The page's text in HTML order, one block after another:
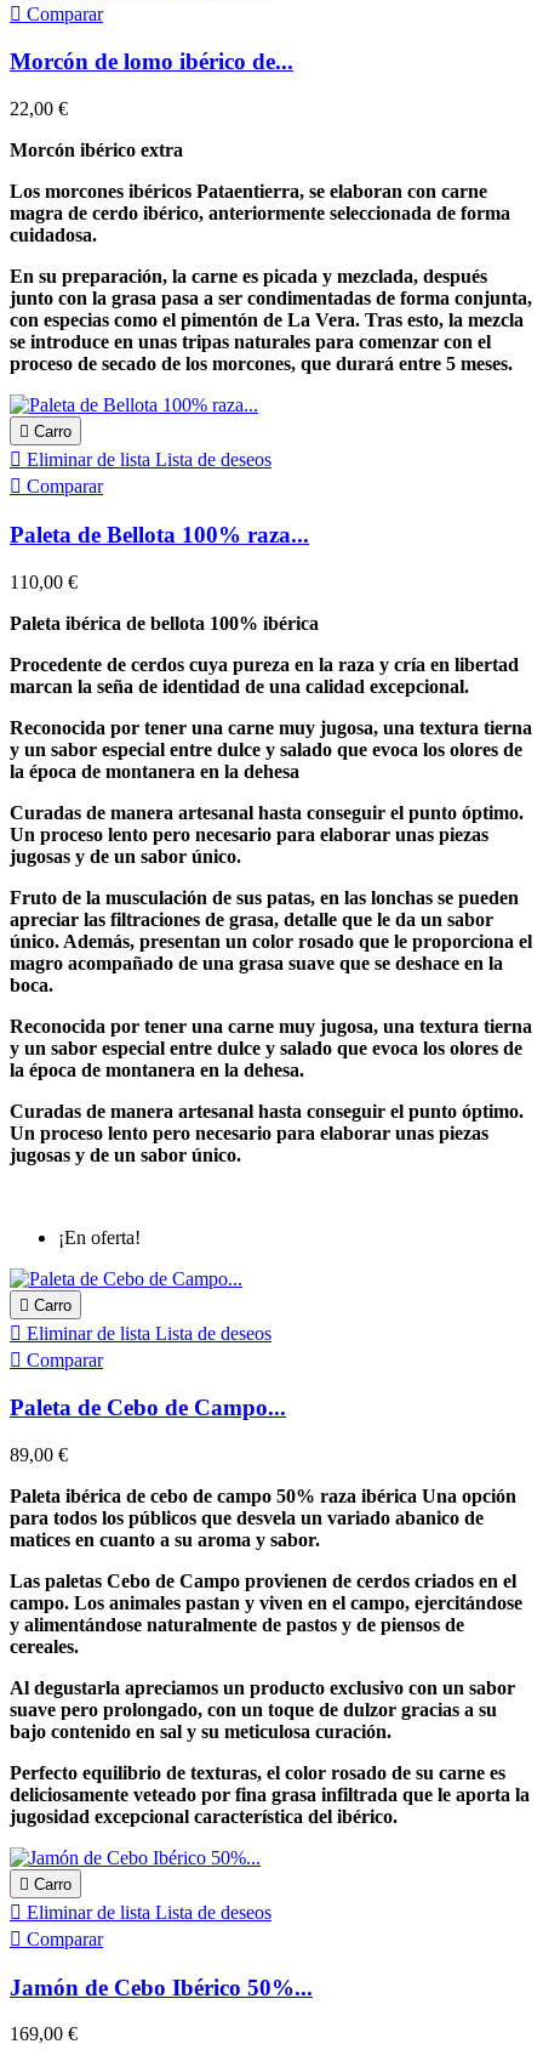
 Comparar
Morcón de lomo ibérico de...
22,00 €
Morcón ibérico extra
Los morcones ibéricos Pataentierra, se elaboran con carne
magra de cerdo ibérico, anteriormente seleccionada de forma
cuidadosa.
En su preparación, la carne es picada y mezclada, después
junto con la grasa pasa a ser condimentadas de forma conjunta,
con especias como el pimentón de La Vera. Tras esto, la mezcla
se introduce en unas tripas naturales para comenzar con el
proceso de secado de los morcones, que durará entre 5 meses.
 Carro
 Eliminar de lista Lista de deseos
 Comparar
Paleta de Bellota 100% raza...
110,00 €
Paleta ibérica de bellota 100% ibérica
Procedente de cerdos cuya pureza en la raza y cría en libertad
marcan la seña de identidad de una calidad excepcional.
Reconocida por tener una carne muy jugosa, una textura tierna
y un sabor especial entre dulce y salado que evoca los olores de
la época de montanera en la dehesa
Curadas de manera artesanal hasta conseguir el punto óptimo.
Un proceso lento pero necesario para elaborar unas piezas
jugosas y de un sabor único.
Fruto de la musculación de sus patas, en las lonchas se pueden
apreciar las filtraciones de grasa, detalle que le da un sabor
único. Además, presentan un color rosado que le proporciona el
magro acompañado de una grasa suave que se deshace en la
boca.
Reconocida por tener una carne muy jugosa, una textura tierna
y un sabor especial entre dulce y salado que evoca los olores de
la época de montanera en la dehesa.
Curadas de manera artesanal hasta conseguir el punto óptimo.
Un proceso lento pero necesario para elaborar unas piezas
jugosas y de un sabor único.
¡En oferta!
 Carro
 Eliminar de lista Lista de deseos
 Comparar
Paleta de Cebo de Campo...
89,00 €
Paleta ibérica de cebo de campo 50% raza ibérica Una opción
para todos los públicos que desvela un variado abanico de
matices en cuanto a su aroma y sabor.
Las paletas Cebo de Campo provienen de cerdos criados en el
campo. Los animales pastan y viven en el campo, ejercitándose
y alimentándose naturalmente de pastos y de piensos de
cereales.
Al degustarla apreciamos un producto exclusivo con un sabor
suave pero prolongado, con un toque de dulzor gracias a su
bajo contenido en sal y su meticulosa curación.
Perfecto equilibrio de texturas, el color rosado de su carne es
deliciosamente veteado por fina grasa infiltrada que le aporta la
jugosidad excepcional característica del ibérico.
 Carro
 Eliminar de lista Lista de deseos
 Comparar
Jamón de Cebo Ibérico 50%...
169,00 €